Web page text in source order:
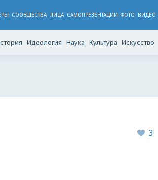
CООБЩЕСТВА ЛИЦА САМОПРЕЗЕНТАЦИИ ФОТО ВИДЕО
Идеология Наука Культура Искусство
3